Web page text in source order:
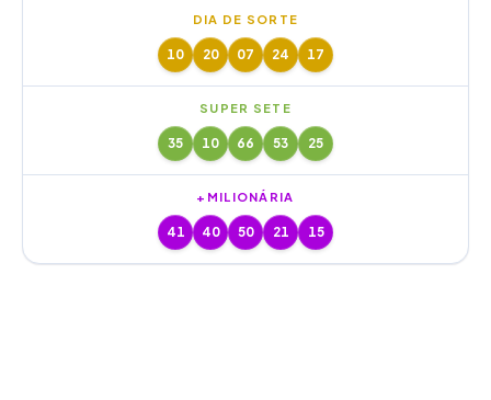
DIA DE SORTE
10 20 07 24 17
SUPER SETE
35 10 66 53 25
+MILIONÁRIA
41 40 50 21 15